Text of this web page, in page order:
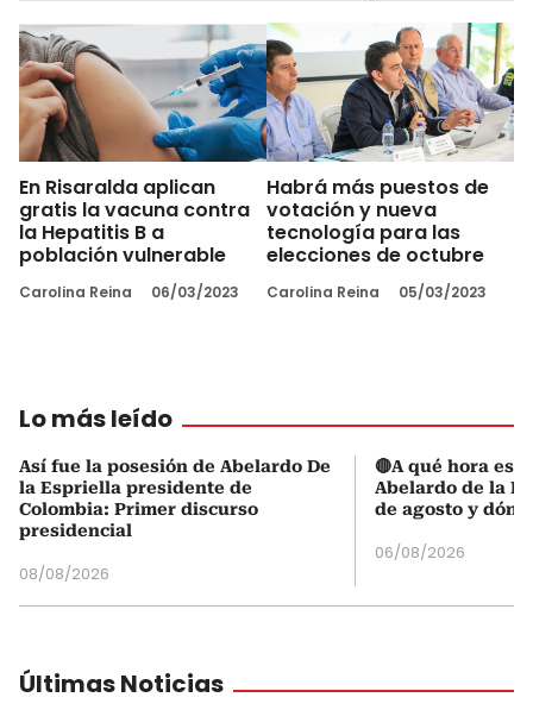
En Risaralda aplican
gratis la vacuna contra
la Hepatitis B a
población vulnerable
Carolina Reina 06/03/2023
Habrá más puestos de
votación y nueva
tecnología para las
elecciones de octubre
Carolina Reina 05/03/2023
Lo más leído
Así fue la posesión de Abelardo De
la Espriella presidente de
Colombia: Primer discurso
presidencial
08/08/2026
🔴A qué hora es
Abelardo de la
de agosto y
06/08/2026
Últimas Noticias